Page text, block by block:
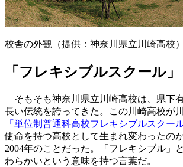
校舎の外観（提供：神奈川県立川崎高校）
「フレキシブルスクール
そもそも神奈川県立川崎高校は、県下
長い伝統を誇ってきた。この川崎高校が
「単位制普通科高校フレキシブルスクール
使命を持つ高校として生まれ変わったの
2004年のことだった。「フレキシブル」
わらかいという意味を持つ言葉だ。